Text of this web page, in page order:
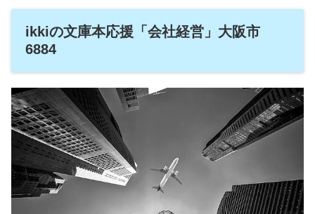
ikkiの文庫本応援「会社経営」大阪市
6884